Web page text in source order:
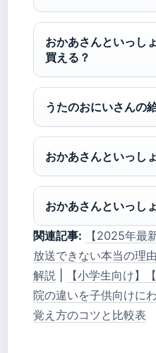
おかあさんといっし
買える？
うたのおにいさんの
おかあさんといっし
おかあさんといっし
関連記事:
【2025年最
放送できない本当の理
解説
【小学生向け】
院の違いを子供向けに
覚え方のコツと比較表